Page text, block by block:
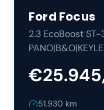
Ford Focus
2.3 EcoBoost ST-
51.930 km